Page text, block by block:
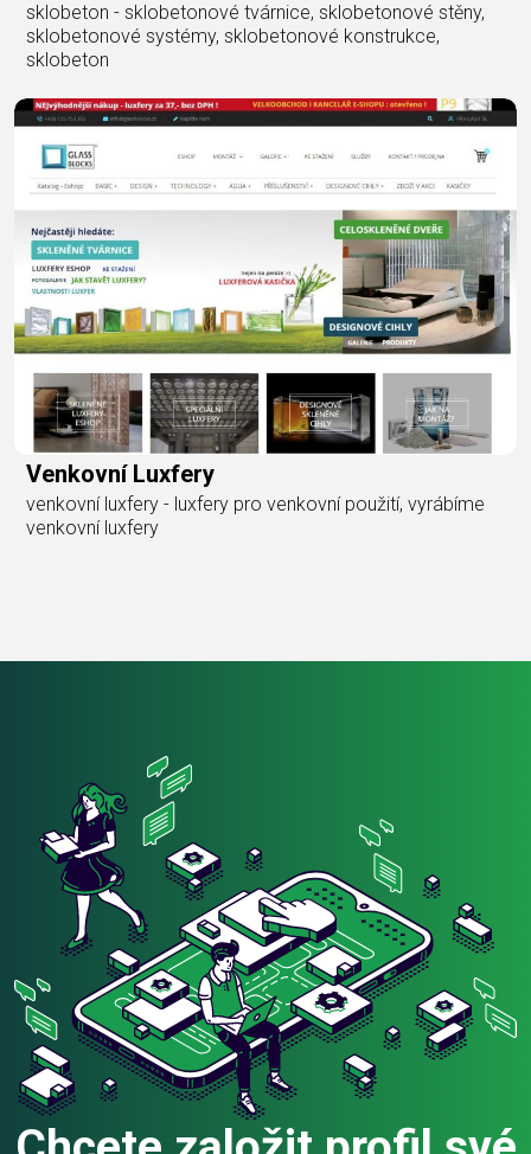
sklobeton - sklobetonové tvárnice, sklobetonové stěny,
sklobetonové systémy, sklobetonové konstrukce,
sklobeton
Venkovní Luxfery
venkovní luxfery - luxfery pro venkovní použití, vyrábíme
venkovní luxfery